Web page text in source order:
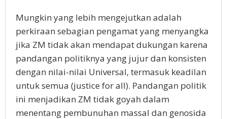
Mungkin yang lebih mengejutkan adalah
perkiraan sebagian pengamat yang menyangka
jika ZM tidak akan mendapat dukungan karena
pandangan politiknya yang jujur dan konsisten
dengan nilai-nilai Universal, termasuk keadilan
untuk semua (justice for all). Pandangan politik
ini menjadikan ZM tidak goyah dalam
menentang pembunuhan massal dan genosida